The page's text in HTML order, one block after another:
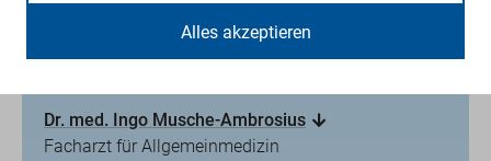
Dipl.-Med. Kornelia List
Fachärztin für Allgemeinmedizin und Kinder- u.
Dr. med. Ingo Musche-Ambrosius
Facharzt für Allgemeinmedizin
Alles akzeptieren